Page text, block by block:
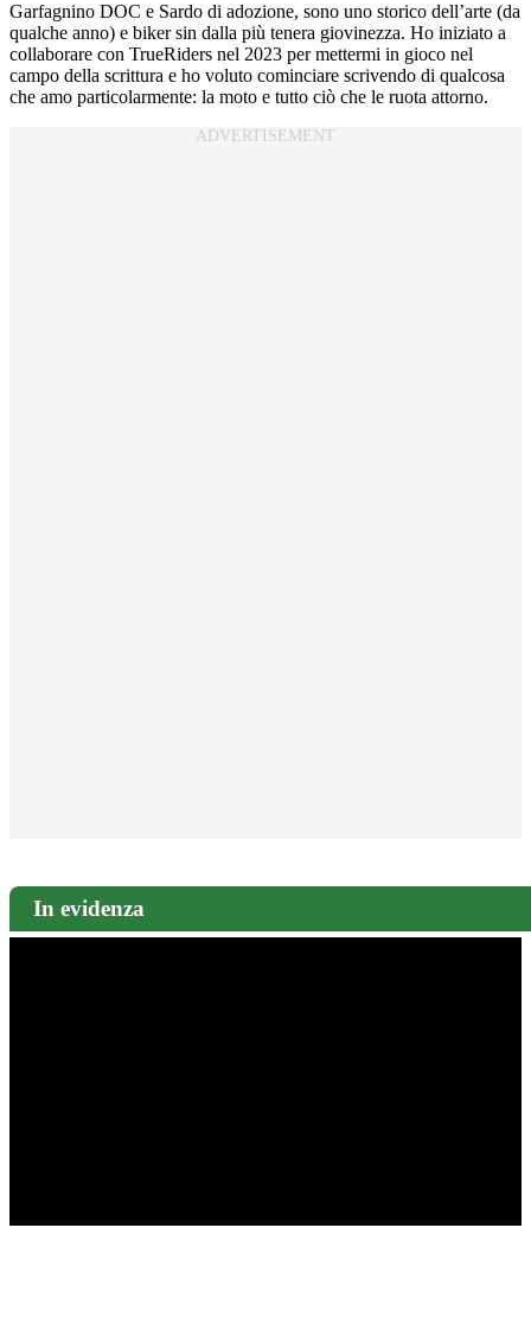
Garfagnino DOC e Sardo di adozione, sono uno storico dell’arte (da
qualche anno) e biker sin dalla più tenera giovinezza. Ho iniziato a
collaborare con TrueRiders nel 2023 per mettermi in gioco nel
campo della scrittura e ho voluto cominciare scrivendo di qualcosa
che amo particolarmente: la moto e tutto ciò che le ruota attorno.
In evidenza